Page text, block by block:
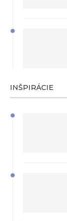
INŠPIRÁCIE